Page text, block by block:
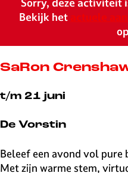
L
i
e
H
s
u
Bekijk het actuele
SaRon
t/m 21 juni
De Vorstin
Beleef een avond vol pure
Met zijn warme stem,